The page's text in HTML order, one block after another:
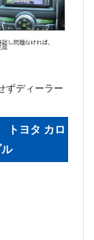
ずディーラー
トヨタ カロ